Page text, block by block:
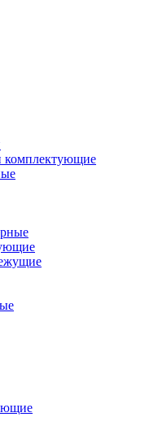
комплектующие